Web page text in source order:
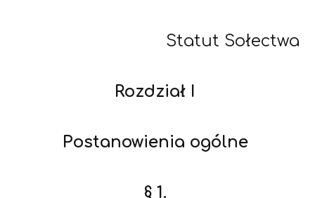
Statut Sołectwa
Rozdział I
Postanowienia ogólne
§ 1.